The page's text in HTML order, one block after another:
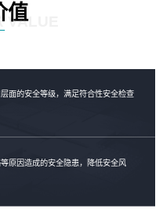
值
VALUE
面的安全等级，满足符合性安全检查
原因造成的安全隐患，降低安全风